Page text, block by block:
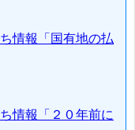
情報「国有地の払
情報「２０年前に